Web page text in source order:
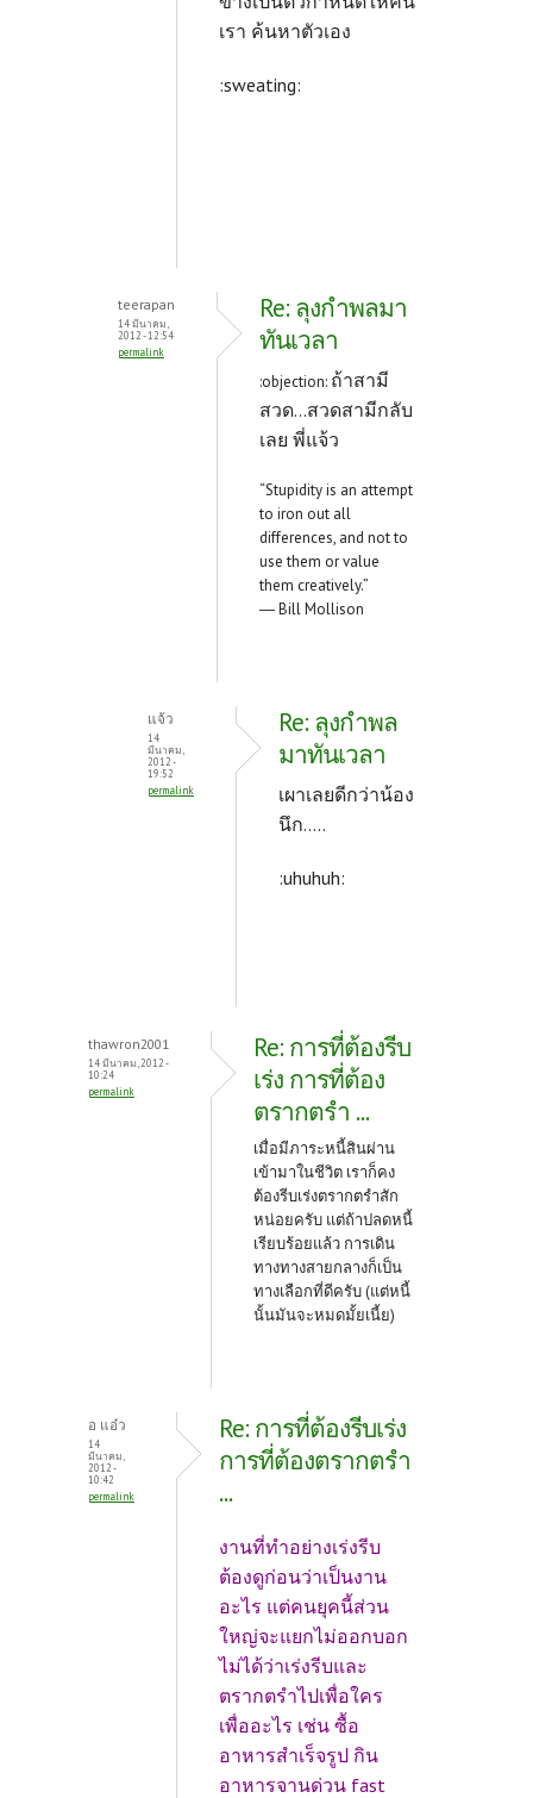
เรา ค้นหาตัวเอง
:sweating:
teerapan
14 มีนาคม,
2012 - 12:54
permalink
Re: ลุงกำพลมา
ทันเวลา
:objection: ถ้าสามี
สวด...สวดสามีกลับ
เลย พี่แจ้ว
“Stupidity is an attempt
to iron out all
differences, and not to
use them or value
them creatively.”
― Bill Mollison
แจ้ว
14
มีนาคม,
2012 -
19:52
permalink
Re: ลุงกำพล
มาทันเวลา
เผาเลยดีกว่าน้อง
นึก.....
:uhuhuh:
thawron2001
14 มีนาคม, 2012 -
10:24
permalink
Re: การที่ต้องรีบ
เร่ง การที่ต้อง
ตรากตรำ ...
เมื่อมีภาระหนี้สินผ่าน
เข้ามาในชีวิต เราก็คง
ต้องรีบเร่งตรากตรำสัก
หน่อยครับ แต่ถ้าปลดหนี้
เรียบร้อยแล้ว การเดิน
ทางทางสายกลางก็เป็น
ทางเลือกที่ดีครับ (แต่หนี้
นั้นมันจะหมดมั้ยเนี้ย)
อ แอ๋ว
14
มีนาคม,
2012 -
10:42
permalink
Re: การที่ต้องรีบเร่ง
การที่ต้องตรากตรำ
...
งานที่ทำอย่างเร่งรีบ
ต้องดูก่อนว่าเป็นงาน
อะไร แต่คนยุคนี้ส่วน
ใหญ่จะแยกไม่ออกบอก
ไม่ได้ว่าเร่งรีบและ
ตรากตรำไปเพื่อใคร
เพื่ออะไร เช่น ซื้อ
อาหารสำเร็จรูป กิน
อาหารจานด่วน fast